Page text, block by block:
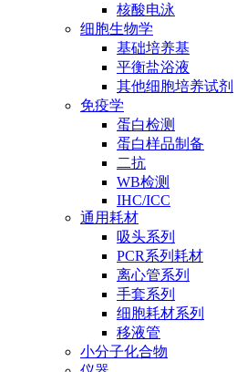
核酸电泳
细胞生物学
基础培养基
平衡盐浴液
其他细胞培养试剂
免疫学
蛋白检测
蛋白样品制备
二抗
WB检测
IHC/ICC
通用耗材
吸头系列
PCR系列耗材
离心管系列
手套系列
细胞耗材系列
移液管
小分子化合物